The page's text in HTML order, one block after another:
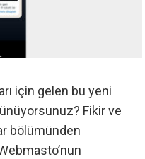
için gelen bu yeni
Fikir ve
bölümünden